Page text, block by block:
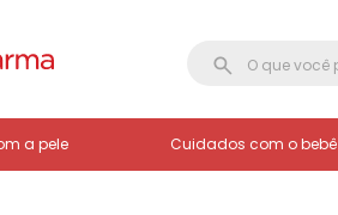
a pele Cuidados com o bebê